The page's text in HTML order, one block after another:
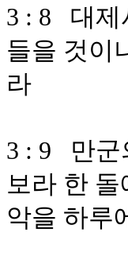
3 : 8 대제
들을 것이
라
3 : 9 만군
보라 한
악을 하루